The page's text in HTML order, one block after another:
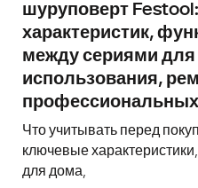
шуруповерт
характеристик,
между сериями
использования,
профессиональных
Что учитывать перед
ключевые
для дома,